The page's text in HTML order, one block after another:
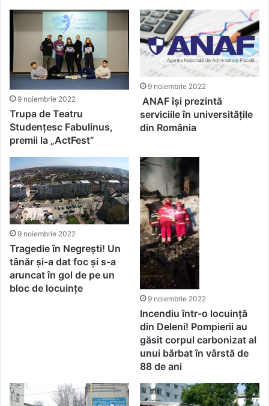
9 noiembrie 2022
Trupa de Teatru
Studențesc Fabulinus,
premii la „ActFest”
9 noiembrie 2022
ANAF își prezintă
serviciile în universitățile
din România
9 noiembrie 2022
Tragedie în Negrești! Un
tânăr și-a dat foc și s-a
aruncat în gol de pe un
bloc de locuințe
9 noiembrie 2022
Incendiu într-o locuință
din Deleni! Pompierii au
găsit corpul carbonizat al
unui bărbat în vârstă de
88 de ani